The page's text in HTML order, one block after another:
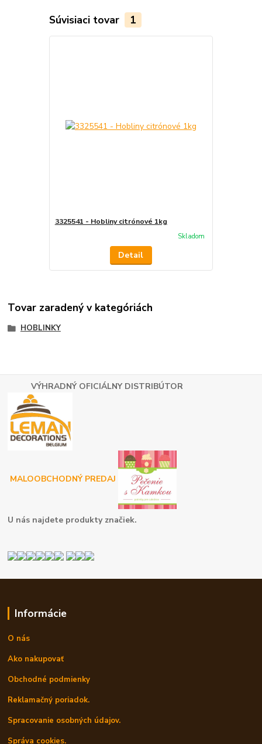
Súvisiaci tovar 1
3325541 - Hobliny citrónové 1kg
Skladom
Detail
Tovar zaradený v kategóriách
HOBLINKY
VÝHRADNÝ OFICIÁLNY DISTRIBÚTOR
MALOOBCHODNÝ PREDAJ
U nás najdete produkty značiek.
Informácie
O nás
Ako nakupovať
Obchodné podmienky
Reklamačný poriadok.
Spracovanie osobných údajov.
Správa cookies.